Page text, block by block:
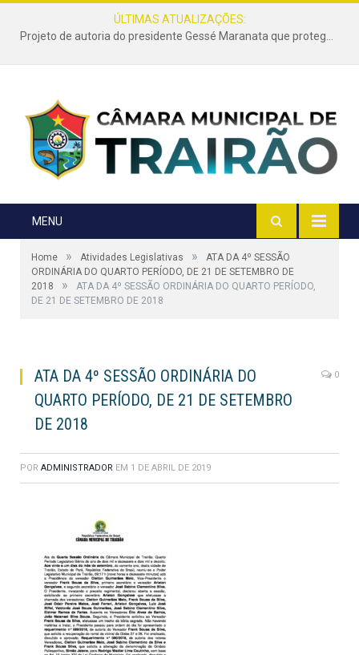
ÚLTIMAS ATUALIZAÇÕES:
Projeto de autoria do presidente Gessé Maranata que protege as estradas vicinais de Trairão é transformado em lei
MENU
Home » Atividades Legislativas »
ATA DA 4º SESSÃO
ORDINÁRIA DO QUARTO PERÍODO, DE 21 DE SETEMBRO DE
2018
»
ATA DA 4º SESSÃO ORDINÁRIA DO QUARTO PERÍODO,
DE 21 DE SETEMBRO DE 2018
ATA DA 4º SESSÃO ORDINÁRIA DO
QUARTO PERÍODO, DE 21 DE SETEMBRO
DE 2018
0
POR ADMINISTRADOR EM 1 DE ABRIL DE 2019